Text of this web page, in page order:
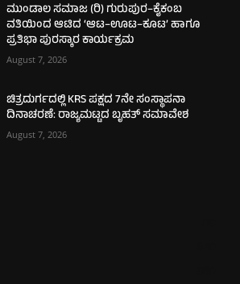
ಮುಂಡಾಲ ಸಮಾಜ (ರಿ) ಗುರುಪುರ–ಕೈಕಂಬ
ವತಿಯಿಂದ ಆಟಿದ ‘ಆಟ–ಊಟ–ಕೂಟ’ ಹಾಗೂ
ಪ್ರತಿಭಾ ಪುರಸ್ಕಾರ ಕಾರ್ಯಕ್ರಮ
August 7, 2026
ಚಿತ್ರದುರ್ಗದಲ್ಲಿ KRS ಪಕ್ಷದ 7ನೇ ಸಂಸ್ಥಾಪನಾ
ದಿನಾಚರಣೆ: ರಾಜ್ಯಮಟ್ಟದ ಬೃಹತ್ ಸಮಾವೇಶ
August 7, 2026